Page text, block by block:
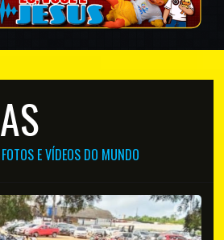
E VÍDEOS DO MUNDO